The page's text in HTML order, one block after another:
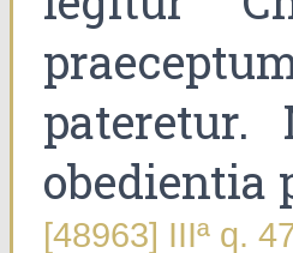
pateretur.
obedientia
[48963] IIIª q.